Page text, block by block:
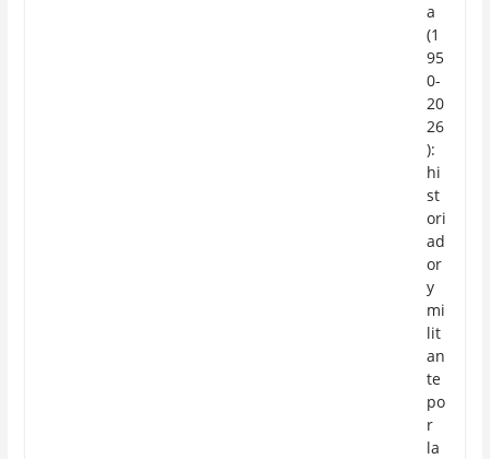
a
(1
95
0-
20
26
):
hi
st
ori
ad
or
y
mi
lit
an
te
po
r
la